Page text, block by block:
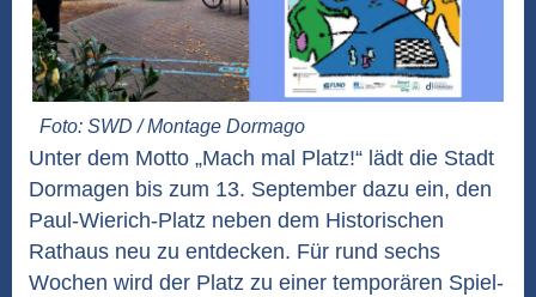
Foto: SWD / Montage Dormago
Unter dem Motto „Mach mal Platz!“ lädt die Stadt
Dormagen bis zum 13. September dazu ein, den
Paul-Wierich-Platz neben dem Historischen
Rathaus neu zu entdecken. Für rund sechs
Wochen wird der Platz zu einer temporären Spiel-